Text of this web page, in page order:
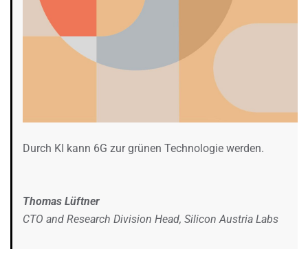
Durch KI kann 6G zur grünen Technologie werden.
Thomas Lüftner
CTO and Research Division Head, Silicon Austria Labs